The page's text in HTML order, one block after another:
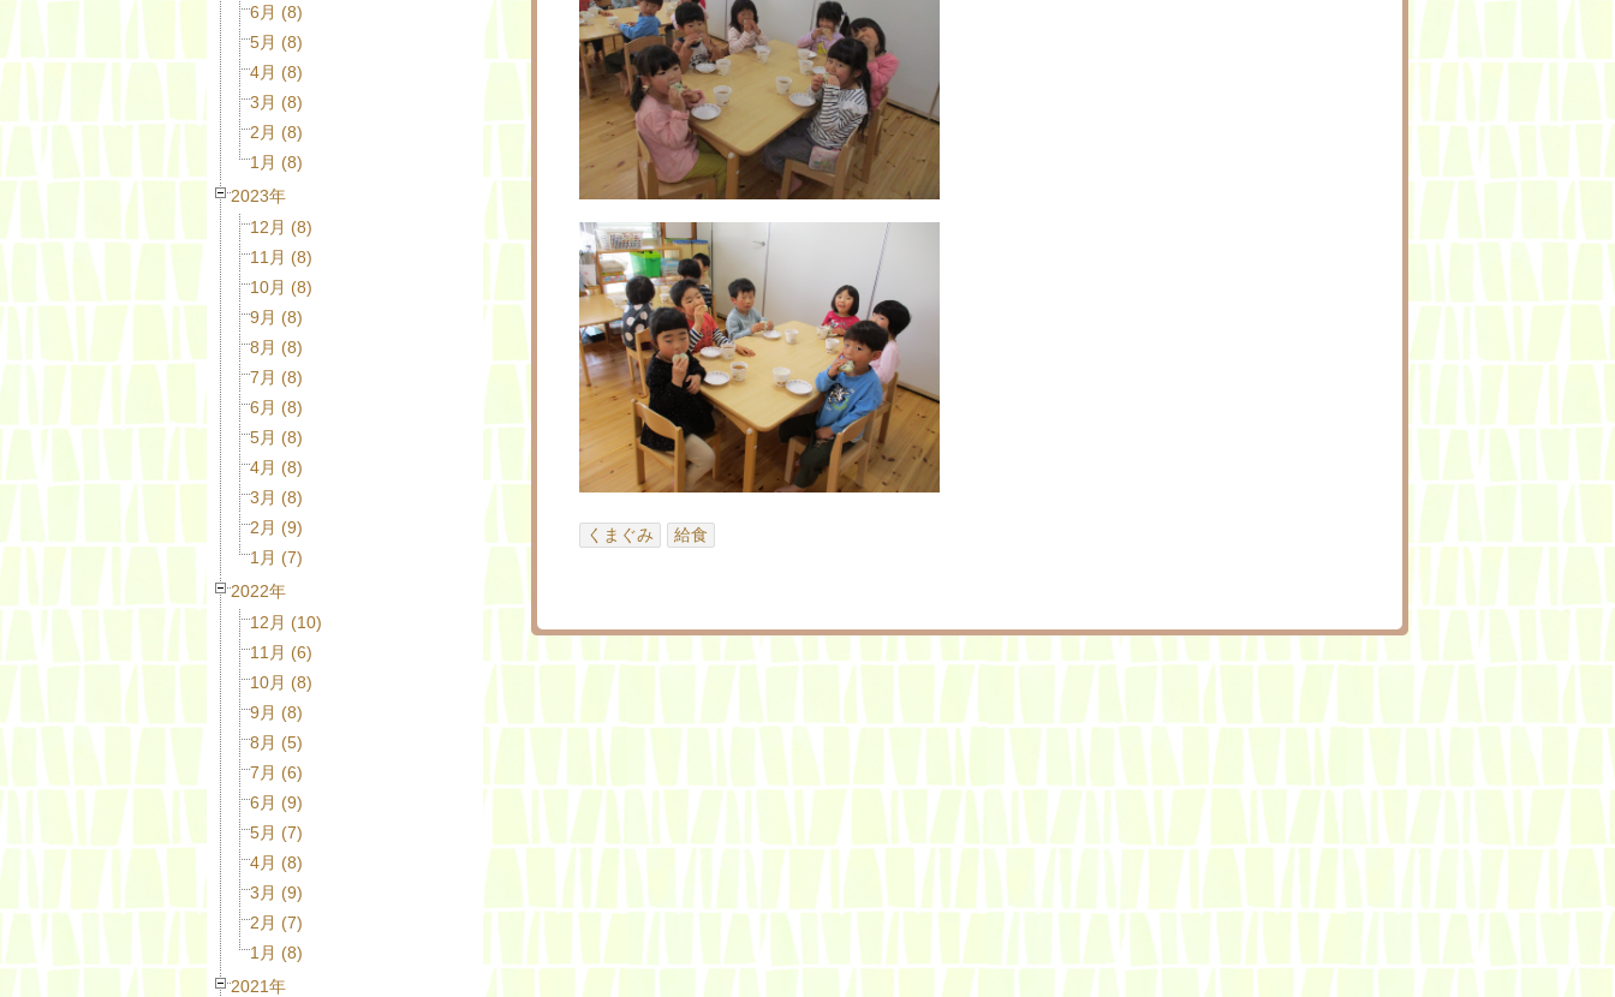
6月 (8)
5月 (8)
4月 (8)
3月 (8)
2月 (8)
1月 (8)
2023年
12月 (8)
11月 (8)
10月 (8)
9月 (8)
8月 (8)
7月 (8)
6月 (8)
5月 (8)
4月 (8)
3月 (8)
2月 (9)
1月 (7)
2022年
12月 (10)
11月 (6)
10月 (8)
9月 (8)
8月 (5)
7月 (6)
6月 (9)
5月 (7)
4月 (8)
3月 (9)
2月 (7)
1月 (8)
2021年
くまぐみ 給食